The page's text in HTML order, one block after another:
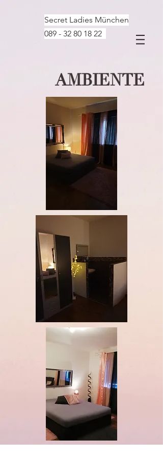
Secret Ladies München
089 - 32 80 18 22
AMBIENTE